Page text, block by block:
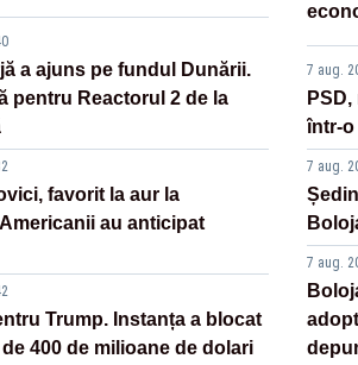
a ajuns pe fundul Dunării.
pentru Reactorul 2 de la
favorit la aur la
au anticipat
Trump. Instanța a blocat
400 de milioane de dolari
7 aug.
într-o
7 aug.
7 aug.